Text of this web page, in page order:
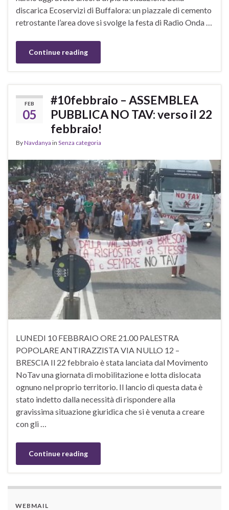
discarica Ecoservizi di Buffalora: un piazzale di cemento
retrostante l’area dove si svolge la festa di Radio Onda …
Continue reading
FEB
05
#10febbraio – ASSEMBLEA
PUBBLICA NO TAV: verso il 22
febbraio!
ByNavdanya in Senza categoria
LUNEDI 10 FEBBRAIO ORE 21.00 PALESTRA
POPOLARE ANTIRAZZISTA VIA NULLO 12 –
BRESCIA Il 22 febbraio è stata lanciata dal Movimento
NoTav una giornata di mobilitazione e lotta dislocata
ognuno nel proprio territorio. Il lancio di questa data è
stato indetto dalla necessità di rispondere alla
gravissima situazione giuridica che si è venuta a creare
con gli …
Continue reading
WEBMAIL